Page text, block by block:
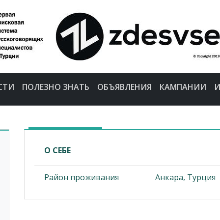
ПОЛЕЗНО ЗНАТЬ ОБЪЯВЛЕНИЯ КАМПАНИИ
О СЕБЕ
Район проживания Анкара, Турция